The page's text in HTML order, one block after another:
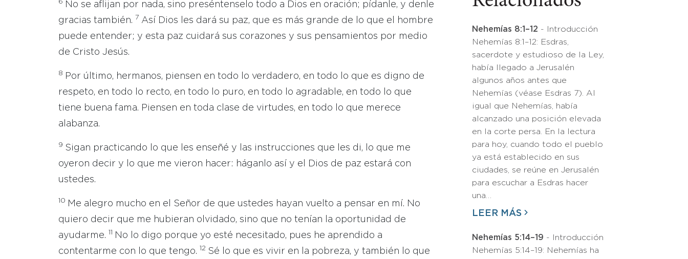
6
No se aflijan por nada, sino preséntenselo todo a Dios en oración; pídanle, y denle
gracias también.
7 Así Dios les dará su paz, que es más grande de lo que el hombre
puede entender; y esta paz cuidará sus corazones y sus pensamientos por medio
de Cristo Jesús.
8
Por último, hermanos, piensen en todo lo verdadero, en todo lo que es digno de
respeto, en todo lo recto, en todo lo puro, en todo lo agradable, en todo lo que
tiene buena fama. Piensen en toda clase de virtudes, en todo lo que merece
alabanza.
9 Sigan practicando lo que les enseñé y las instrucciones que les di, lo que me
oyeron decir y lo que me vieron hacer: háganlo así y el Dios de paz estará con
ustedes.
10
Me alegro mucho en el Señor de que ustedes hayan vuelto a pensar en mí. No
quiero decir que me hubieran olvidado, sino que no tenían la oportunidad de
ayudarme. 11
No lo digo porque yo esté necesitado, pues he aprendido a
contentarme con lo que tengo. 12 Sé lo que es vivir en la pobreza, y también lo que
Nehemías 8:1–12 - Introducción
Nehemías 8:1–12: Esdras,
sacerdote y estudioso de la Ley,
había llegado a Jerusalén
algunos años antes que
Nehemías (véase Esdras 7). Al
igual que Nehemías, había
alcanzado una posición elevada
en la corte persa. En la lectura
para hoy, cuando todo el pueblo
ya está establecido en sus
ciudades, se reúne en Jerusalén
para escuchar a Esdras hacer
una…
LEER MÁS
Nehemías 5:14–19 - Introducción
Nehemías 5:14–19: Nehemías ha